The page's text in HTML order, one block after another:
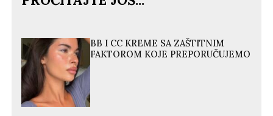
BB I CC KREME SA ZAŠTITNIM
FAKTOROM KOJE PREPORUČUJEMO